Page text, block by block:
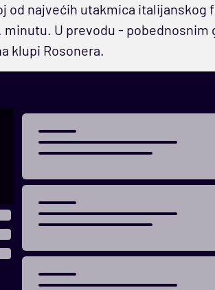
od najvećih utakmica italijanskog
U prevodu - pobednosnim
klupi Rosonera.